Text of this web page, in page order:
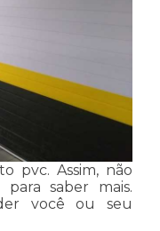
pvc. Assim, não
saber mais.
você ou seu